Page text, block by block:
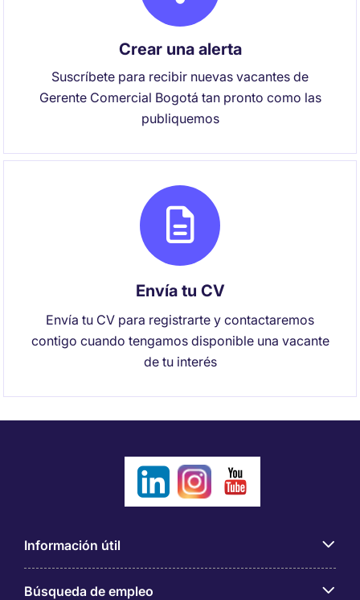
Crear una alerta
Suscríbete para recibir nuevas vacantes de
Gerente Comercial Bogotá tan pronto como las
publiquemos
Envía tu CV
Envía tu CV para registrarte y contactaremos
contigo cuando tengamos disponible una vacante
de tu interés
Información útil
Búsqueda de empleo